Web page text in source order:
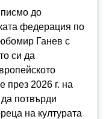
до
федерация по
Ганев с
си да
през 2026 г. на
потвърди
на културата